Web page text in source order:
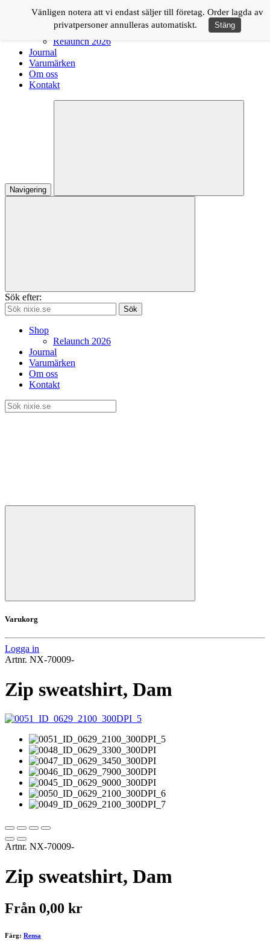
Logga in
Relaunch 2026
Journal
Varumärken
Om oss
Kontakt
Navigering
Sök efter:
Sök
Shop
Relaunch 2026
Journal
Varumärken
Om oss
Kontakt
Varukorg
Logga in
Artnr. NX-70009-
Zip sweatshirt, Dam
Artnr. NX-70009-
Zip sweatshirt, Dam
Från 0,00 kr
Färg: Rensa
Vänligen notera att vi endast säljer till företag. Order lagda av
privatpersoner annulleras automatiskt.
Stäng